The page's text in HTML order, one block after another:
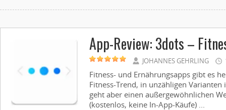
App-Review: 3dots –
JOHANNES GEHRLING
Fitness- und Ernährungsapps gibt es
Fitness-Trend, in unzähligen
geht aber einen außergewöhnlichen
(kostenlos, keine In-App-Käufe) ...